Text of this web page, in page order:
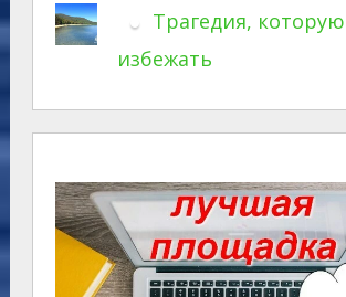
Трагедия,
избежать